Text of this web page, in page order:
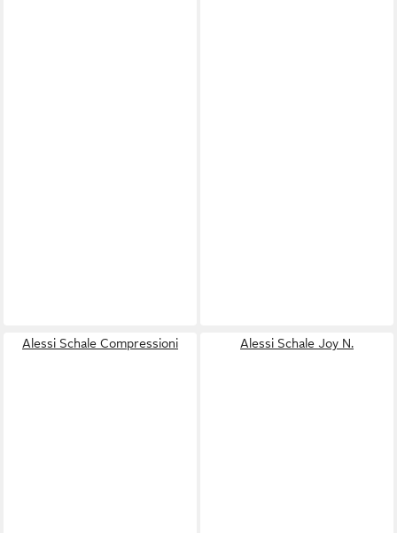
Alessi Schale Compressioni Alessi Schale Joy N.